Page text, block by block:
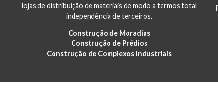
lojas de distribuição de materiais de modo a termos total
independência de terceiros.
Construção de Moradias
Construção de Prédios
Construção de Complexos Industriais